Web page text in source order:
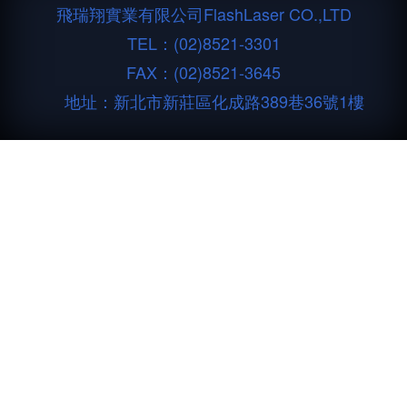
飛瑞翔實業有限公司FlashLaser CO.,LTD
TEL： (02)8521-3301
FAX：(02)8521-3645
地址：新北市新莊區化成路389巷36號1樓